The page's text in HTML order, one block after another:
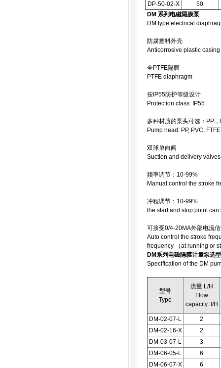
DP-50-02-X
50
DM 系列电磁隔膜泵
DM type electrical
防腐塑料外壳
Anticorrosive plastic casing
全PTFE隔膜
PTFE diaphragm
按IP55防护等级设计
Protection class: IP55
多种材质的泵头可选：PP
Pump head: PP, PVC,
双球单向阀
Suction and delivery
频率调节：10-99%
Manual control the stroke
冲程调节：10-99%
the start and stop point
可接受0/4-20MA外部电流
Auto control the stroke
frequency （at running or
DM系列电磁隔膜计量泵选
Specification of the DM
型号
Type
流量 L/H
Flow
capacity: l/H
DM-02-07-L
2
DM-02-16-X
2
DM-03-07-L
3
DM-06-05-L
6
DM-06-07-X
6